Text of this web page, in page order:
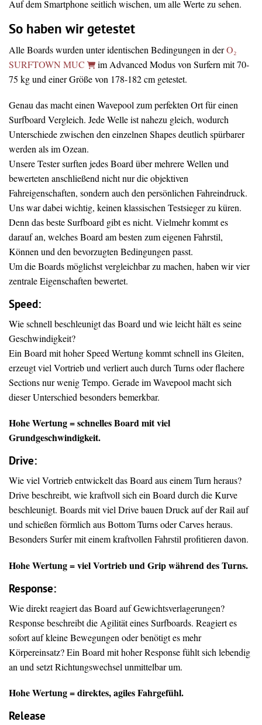
Auf dem Smartphone seitlich wischen, um alle Werte zu sehen.
So haben wir getestet
Alle Boards wurden unter identischen Bedingungen in derO₂
SURFTOWN MUC
im Advanced Modus von Surfern mit 70-
75 kg und einer Größe von 178-182 cm getestet.
Genau das macht einen Wavepool zum perfekten Ort für einen
Surfboard Vergleich. Jede Welle ist nahezu gleich, wodurch
Unterschiede zwischen den einzelnen Shapes deutlich spürbarer
werden als im Ozean.
Unsere Tester surften jedes Board über mehrere Wellen und
bewerteten anschließend nicht nur die objektiven
Fahreigenschaften, sondern auch den persönlichen Fahreindruck.
Uns war dabei wichtig, keinen klassischen Testsieger zu küren.
Denn das beste Surfboard gibt es nicht. Vielmehr kommt es
darauf an, welches Board am besten zum eigenen Fahrstil,
Können und den bevorzugten Bedingungen passt.
Um die Boards möglichst vergleichbar zu machen, haben wir vier
zentrale Eigenschaften bewertet.
Speed:
Wie schnell beschleunigt das Board und wie leicht hält es seine
Geschwindigkeit?
Ein Board mit hoher Speed Wertung kommt schnell ins Gleiten,
erzeugt viel Vortrieb und verliert auch durch Turns oder flachere
Sections nur wenig Tempo. Gerade im Wavepool macht sich
dieser Unterschied besonders bemerkbar.
Hohe Wertung = schnelles Board mit viel
Grundgeschwindigkeit.
Drive:
Wie viel Vortrieb entwickelt das Board aus einem Turn heraus?
Drive beschreibt, wie kraftvoll sich ein Board durch die Kurve
beschleunigt. Boards mit viel Drive bauen Druck auf der Rail auf
und schießen förmlich aus Bottom Turns oder Carves heraus.
Besonders Surfer mit einem kraftvollen Fahrstil profitieren davon.
Hohe Wertung = viel Vortrieb und Grip während des Turns.
Response:
Wie direkt reagiert das Board auf Gewichtsverlagerungen?
Response beschreibt die Agilität eines Surfboards. Reagiert es
sofort auf kleine Bewegungen oder benötigt es mehr
Körpereinsatz? Ein Board mit hoher Response fühlt sich lebendig
an und setzt Richtungswechsel unmittelbar um.
Hohe Wertung = direktes, agiles Fahrgefühl.
Release